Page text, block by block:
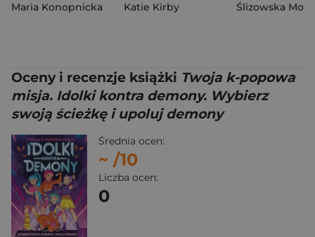
Maria Konopnicka
Katie Kirby
Ślizowska
Oceny i recenzje książki Twoja k-popowa
misja. Idolki kontra demony. Wybierz
swoją ścieżkę i upoluj demony
Średnia ocen:
~ /10
Liczba ocen:
0